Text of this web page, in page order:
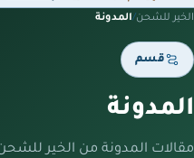
الخير للشحن/المدونة
قسم
المدونة
مقالات المدونة من الخير